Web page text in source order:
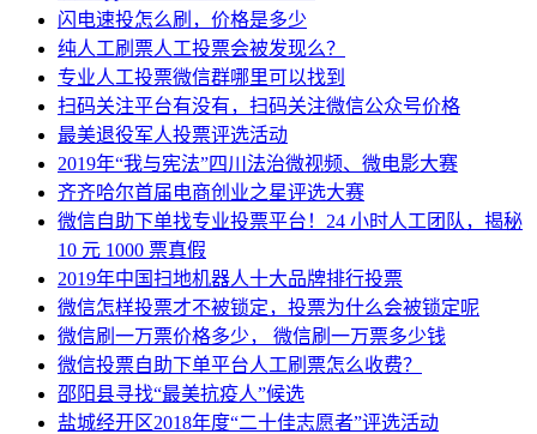
闪电速投怎么刷，价格是多少
纯人工刷票人工投票会被发现么？
专业人工投票微信群哪里可以找到
扫码关注平台有没有，扫码关注微信公众号价格
最美退役军人投票评选活动
2019年“我与宪法”四川法治微视频、微电影大赛
齐齐哈尔首届电商创业之星评选大赛
微信自助下单找专业投票平台！24 小时人工团队，揭秘
10 元 1000 票真假
2019年中国扫地机器人十大品牌排行投票
微信怎样投票才不被锁定，投票为什么会被锁定呢
微信刷一万票价格多少， 微信刷一万票多少钱
微信投票自助下单平台人工刷票怎么收费？
邵阳县寻找“最美抗疫人”候选
盐城经开区2018年度“二十佳志愿者”评选活动